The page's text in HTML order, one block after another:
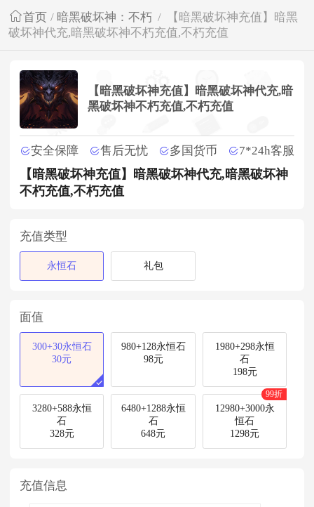
首页 / 暗黑破坏神：不朽 /
【暗黑破坏神充值】暗黑
破坏神代充,暗黑破坏神不朽充值,不朽充值
【暗黑破坏神充值】暗黑破坏神代充,暗
黑破坏神不朽充值,不朽充值
安全保障 售后无忧 多国货币 7*24h客服
【暗黑破坏神充值】暗黑破坏神代充,暗黑破坏神
不朽充值,不朽充值
充值类型
永恒石 礼包
面值
300+30永恒石
30元
980+128永恒石
98元
1980+298永恒
石
198元
3280+588永恒
石
328元
6480+1288永恒
石
648元
99折
12980+3000永
恒石
1298元
充值信息